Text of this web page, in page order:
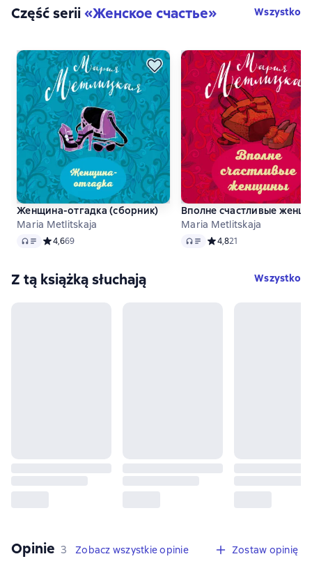
Część serii«Женское счастье» Wszystko
Женщина-отгадка (сборник)
Maria Metlitskaja
Audio Средний рейтинг 4,6 на основе 69 оценок
4,669
Вполне счастливые
Maria Metlitskaja
Audio Средний рейтинг 4,8 на
4,821
Z tą książką słuchają Wszystko
Opinie 3 opinie
3 Zobacz wszystkie opinie Zostaw opinię